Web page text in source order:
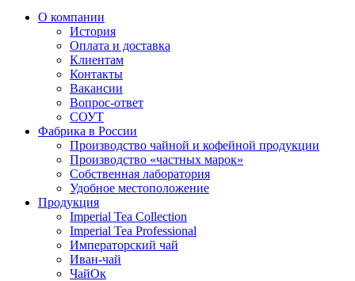
О компании
История
Оплата и доставка
Клиентам
Контакты
Вакансии
Вопрос-ответ
СОУТ
Фабрика в России
Производство чайной и кофейной продукции
Производство «частных марок»
Собственная лаборатория
Удобное местоположение
Продукция
Imperial Tea Collection
Imperial Tea Professional
Императорский чай
Иван-чай
ЧайОк